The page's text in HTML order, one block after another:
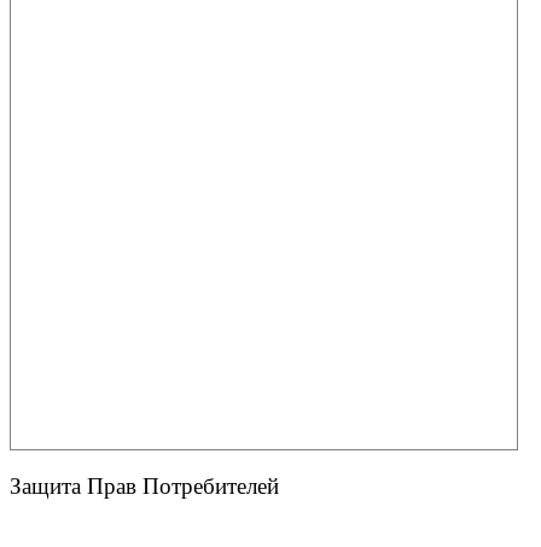
Защита Прав Потребителей